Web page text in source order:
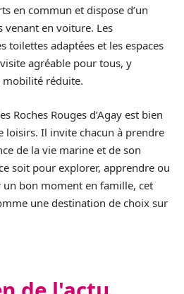
en commun et dispose d’un
en voiture. Les
toilettes adaptées et les espaces
agréable pour tous, y
mobilité réduite.
Roches Rouges d’Agay est bien
loisirs. Il invite chacun à prendre
de la vie marine et de son
soit pour explorer, apprendre ou
bon moment en famille, cet
une destination de choix sur